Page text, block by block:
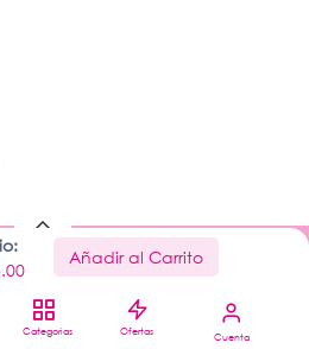
Añadir al Carrito
Categorias Ofertas Cuenta
por Nail Center
de código abierto